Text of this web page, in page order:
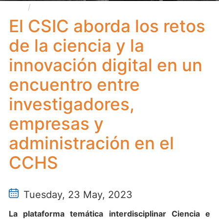
innovación digital en un encuentro entre
investigadores, empresas y administración en el CCHS
El CSIC aborda los retos
de la ciencia y la
innovación digital en un
encuentro entre
investigadores,
empresas y
administración en el
CCHS
Tuesday, 23 May, 2023
La plataforma temática interdisciplinar Ciencia e